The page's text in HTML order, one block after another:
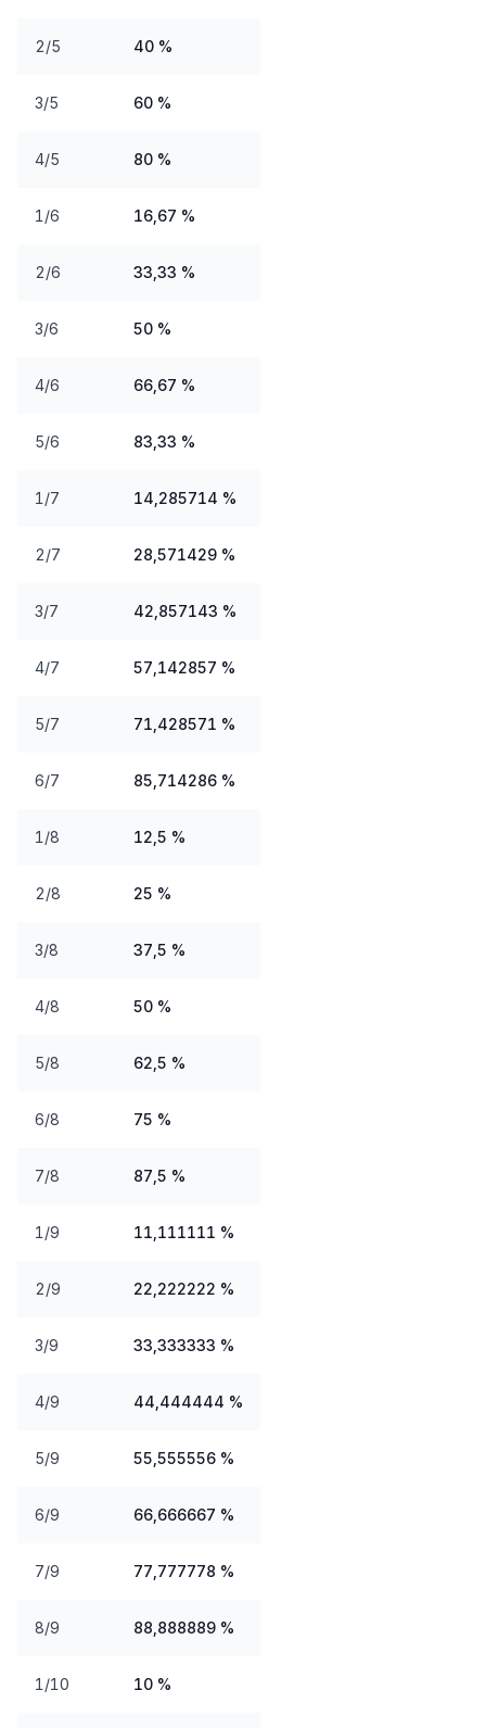
2/5 40 %
3/5 60 %
4/5 80 %
1/6 16,67 %
2/6 33,33 %
3/6 50 %
4/6 66,67 %
5/6 83,33 %
1/7 14,285714 %
2/7 28,571429 %
3/7 42,857143 %
4/7 57,142857 %
5/7 71,428571 %
6/7 85,714286 %
1/8 12,5 %
2/8 25 %
3/8 37,5 %
4/8 50 %
5/8 62,5 %
6/8 75 %
7/8 87,5 %
1/9 11,111111 %
2/9 22,222222 %
3/9 33,333333 %
4/9 44,444444 %
5/9 55,555556 %
6/9 66,666667 %
7/9 77,777778 %
8/9 88,888889 %
1/10 10 %